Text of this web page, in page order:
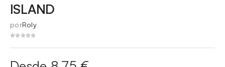
ISLAND
porRoly